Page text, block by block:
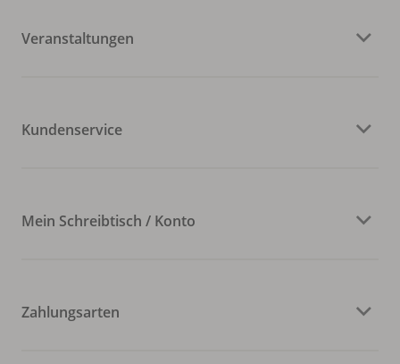
Veranstaltungen
Kundenservice
Mein Schreibtisch / Konto
Zahlungsarten